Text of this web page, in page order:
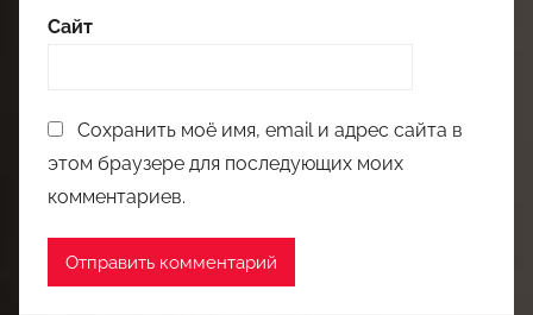
Сайт
Сохранить моё имя, email и адрес сайта в
этом браузере для последующих моих
комментариев.